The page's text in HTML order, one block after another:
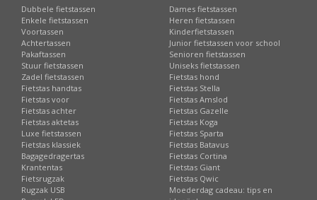
Dubbele fietstassen
Enkele fietstassen
Voortassen
Achtertassen
Pakaftassen
Stuur fietstassen
Zadel fietstassen
Fietstas handtas
Fietstas voor
Fietstas achter
Fietstas aktetas
Luxe fietstassen
Fietstas klassiek
Bagagedragertas
Krantentas
Fietsrugzak
Rugzak USB
Dames fietstassen
Heren fietstassen
Kinderfietstassen
Junior fietstassen voor school
Senioren fietstassen
Uniseks fietstassen
Fietstas hond
Fietstas Stella
Fietstas Amslod
Fietstas Gazelle
Fietstas Koga
Fietstas Sparta
Fietstas Batavus
Fietstas Cortina
Fietstas Giant
Fietstas Qwic
Moederdag cadeau: tips en